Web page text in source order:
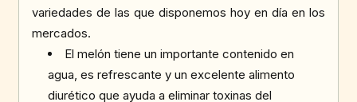
variedades de las que disponemos hoy en día en los
mercados.
El melón tiene un importante contenido en
agua, es refrescante y un excelente alimento
diurético que ayuda a eliminar toxinas del